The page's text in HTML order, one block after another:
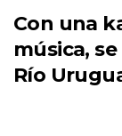
Con una
música,
Río